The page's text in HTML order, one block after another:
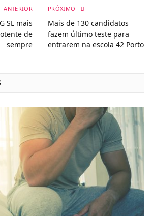
ANTERIOR
SL mais
de
sempre
PRÓXIMO
Mais de 130 candidatos
fazem último teste para
entrarem na escola 42 Porto